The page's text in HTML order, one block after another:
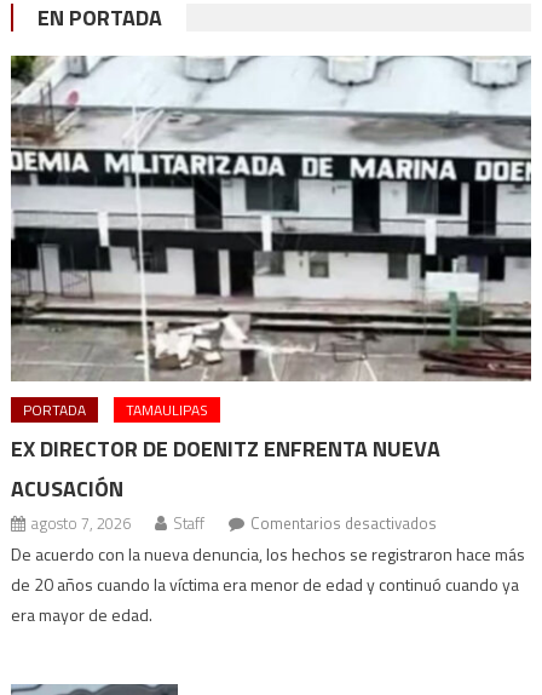
EN PORTADA
PORTADA TAMAULIPAS
EX DIRECTOR DE DOENITZ ENFRENTA NUEVA
ACUSACIÓN
agosto 7, 2026 Staff Comentarios desactivadosen
Ex
director
De acuerdo con la nueva denuncia, los hechos se registraron hace más
de 20 años cuando la víctima era menor de edad y continuó cuando ya
era mayor de edad.